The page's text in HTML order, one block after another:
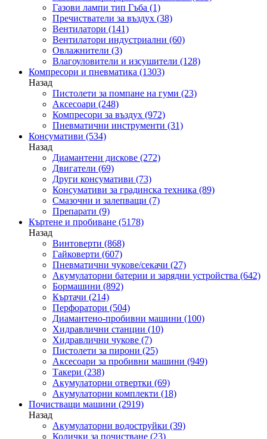
Газови лампи тип Гъба (1)
Пречистватели за въздух (38)
Вентилатори (141)
Вентилатори индустриални (60)
Овлажнители (3)
Влагоуловители и изсушители (128)
Компресори и пневматика (1303)
Назад
Пистолети за помпане на гуми (23)
Аксесоари (248)
Компресори за въздух (972)
Пневматични инструменти (31)
Консумативи (534)
Назад
Диамантени дискове (272)
Двигатели (69)
Други консумативи (73)
Консумативи за градинска техника (89)
Смазочни и залепващи (7)
Препарати (9)
Къртене и пробиване (5178)
Назад
Винтоверти (868)
Гайковерти (607)
Пневматични чукове/секачи (27)
Акумулаторни батерии и зарядни устройства (642)
Бормашини (892)
Къртачи (214)
Перфоратори (504)
Диамантено-пробивни машини (100)
Хидравлични станции (10)
Хидравлични чукове (7)
Пистолети за пирони (25)
Аксесоари за пробивни машини (949)
Такери (238)
Акумулаторни отвертки (69)
Акумулаторни комплекти (18)
Почистващи машини (2919)
Назад
Акумулаторни водоструйки (39)
Колички за почистване (23)